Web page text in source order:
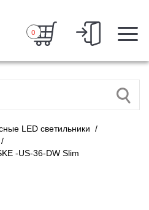
0
LED светильники /
/
-US-36-DW Slim